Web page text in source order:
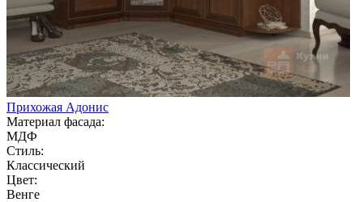
Прихожая Адонис
Материал фасада:
МДФ
Стиль:
Классический
Цвет:
Венге